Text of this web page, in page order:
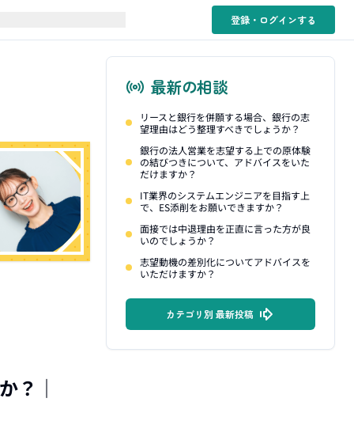
登録・ログインする
？ ｜
最新の相談
リースと銀行を併願する場合、銀行の志
望理由はどう整理すべきでしょうか？
銀行の法人営業を志望する上での原体験
の結びつきについて、アドバイスをいた
だけますか？
IT業界のシステムエンジニアを目指す上
で、ES添削をお願いできますか？
面接では中退理由を正直に言った方が良
いのでしょうか？
志望動機の差別化についてアドバイスを
いただけますか？
カテゴリ別 最新投稿